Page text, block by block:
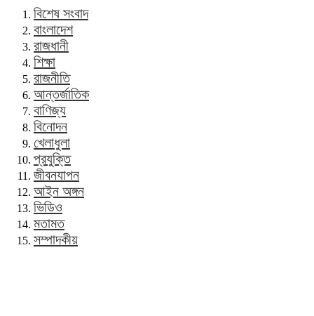
বিশেষ সংবাদ
বাংলাদেশ
রাজধানী
শিক্ষা
রাজনীতি
আন্তর্জাতিক
বাণিজ্য
বিনোদন
খেলাধুলা
প্রযুক্তি
জীবনযাপন
আইন অঙ্গন
ভিডিও
মতামত
সম্পাদকীয়